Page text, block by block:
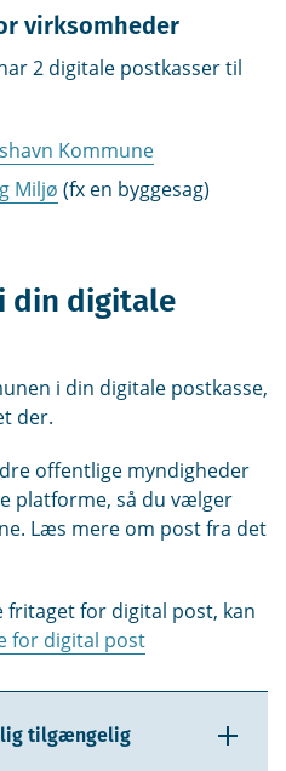
virksomheder
2 digitale postkasser til
Kommune
Miljø (fx en byggesag)
din digitale
i din digitale postkasse,
der.
offentlige myndigheder
platforme, så du vælger
Læs mere om post fra det
fritaget for digital post, kan
for digital post
tilgængelig